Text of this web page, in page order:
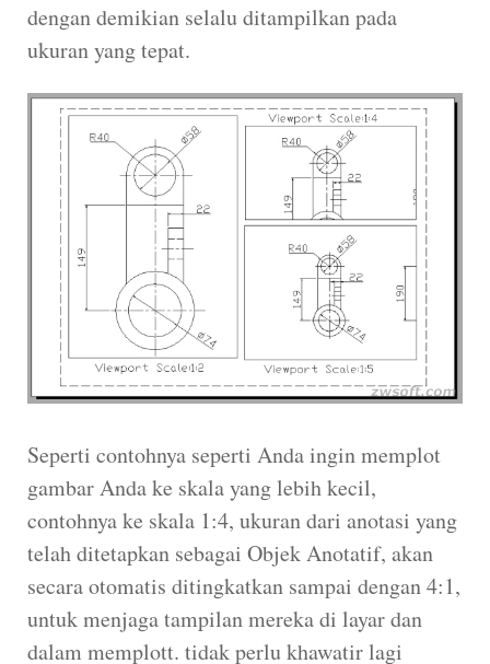
dengan demikian selalu ditampilkan pada
ukuran yang tepat.
Seperti contohnya seperti Anda ingin memplot
gambar Anda ke skala yang lebih kecil,
contohnya ke skala 1:4, ukuran dari anotasi yang
telah ditetapkan sebagai Objek Anotatif, akan
secara otomatis ditingkatkan sampai dengan 4:1,
untuk menjaga tampilan mereka di layar dan
dalam memplott. tidak perlu khawatir lagi